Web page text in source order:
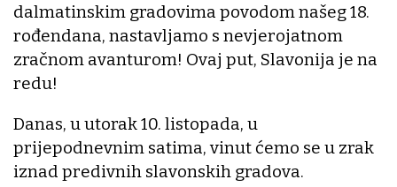
dalmatinskim gradovima povodom našeg 18.
rođendana, nastavljamo s nevjerojatnom
zračnom avanturom! Ovaj put, Slavonija je na
redu!
Danas, u utorak 10. listopada, u
prijepodnevnim satima, vinut ćemo se u zrak
iznad predivnih slavonskih gradova.